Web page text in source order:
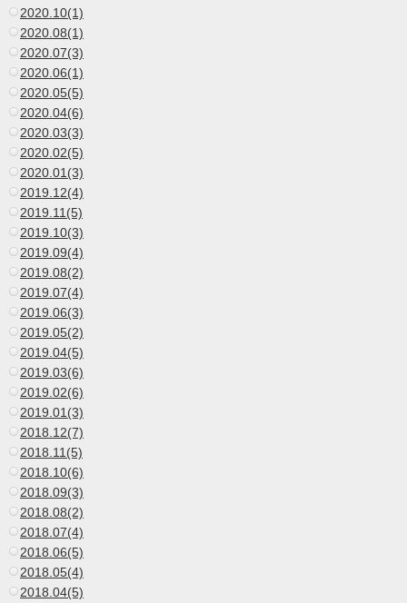
2020.10(1)
2020.08(1)
2020.07(3)
2020.06(1)
2020.05(5)
2020.04(6)
2020.03(3)
2020.02(5)
2020.01(3)
2019.12(4)
2019.11(5)
2019.10(3)
2019.09(4)
2019.08(2)
2019.07(4)
2019.06(3)
2019.05(2)
2019.04(5)
2019.03(6)
2019.02(6)
2019.01(3)
2018.12(7)
2018.11(5)
2018.10(6)
2018.09(3)
2018.08(2)
2018.07(4)
2018.06(5)
2018.05(4)
2018.04(5)